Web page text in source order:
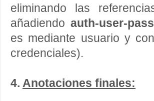
eliminando las
añadiendoauth-user-pass
es mediante usuario y
credenciales).
4. Anotaciones finales: